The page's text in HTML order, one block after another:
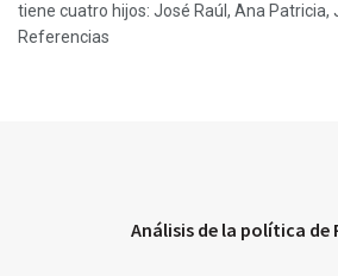
tiene cuatro hijos: José Raúl, Ana Patricia,
Referencias
Análisis de la política de